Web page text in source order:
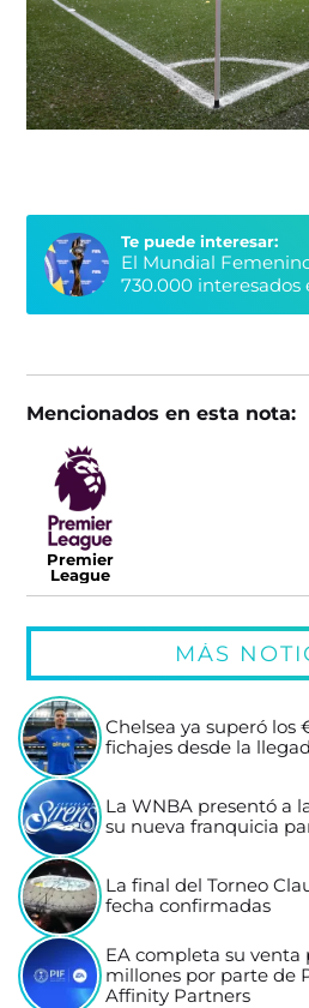
Te puede interesar:
El Mundial
730.000
Mencionados en esta nota:
Premier
League
MÁS
Chelsea ya superó los
fichajes desde la
La WNBA presentó a
su nueva franquicia
La final del Torneo
fecha confirmadas
EA completa su venta
millones por parte de
Affinity Partners